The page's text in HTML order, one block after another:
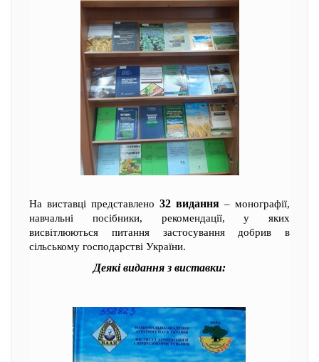
На виставці представлено 32 видання – монографії,
навчальні посібники, рекомендації, у яких
висвітлюються питання застосування добрив в
сільському господарстві України.
Деякі видання з виставки: